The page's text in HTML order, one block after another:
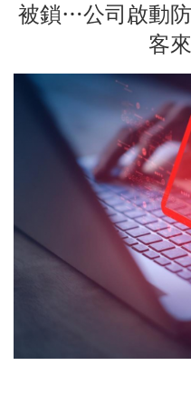
被鎖…公司啟動
客